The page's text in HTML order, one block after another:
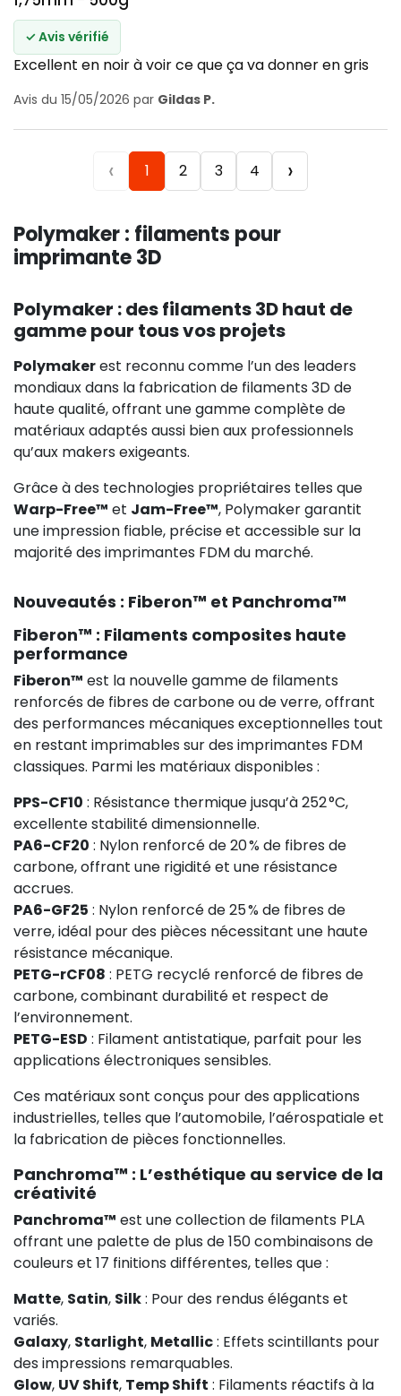
✓ Avis vérifié
Excellent en noir à voir ce que ça va donner en gris
Avis du 15/05/2026 par Gildas P.
‹ 1 2 3 4 ›
Polymaker : filaments pour
imprimante 3D
Polymaker : des filaments 3D haut de
gamme pour tous vos projets
Polymakerest reconnu comme l’un des leaders
mondiaux dans la fabrication de filaments 3D de
haute qualité, offrant une gamme complète de
matériaux adaptés aussi bien aux professionnels
qu’aux makers exigeants.
Grâce à des technologies propriétaires telles que
Warp-Free™ et Jam-Free™, Polymaker garantit
une impression fiable, précise et accessible sur la
majorité des imprimantes FDM du marché.
Nouveautés : Fiberon™ et Panchroma™
Fiberon™ : Filaments composites haute
performance
Fiberon™ est la nouvelle gamme de filaments
renforcés de fibres de carbone ou de verre, offrant
des performances mécaniques exceptionnelles tout
en restant imprimables sur des imprimantes FDM
classiques. Parmi les matériaux disponibles :
PPS-CF10 : Résistance thermique jusqu’à 252 °C,
excellente stabilité dimensionnelle.
PA6-CF20 : Nylon renforcé de 20 % de fibres de
carbone, offrant une rigidité et une résistance
accrues.
PA6-GF25 : Nylon renforcé de 25 % de fibres de
verre, idéal pour des pièces nécessitant une haute
résistance mécanique.
PETG-rCF08 : PETG recyclé renforcé de fibres de
carbone, combinant durabilité et respect de
l’environnement.
PETG-ESD : Filament antistatique, parfait pour les
applications électroniques sensibles.
Ces matériaux sont conçus pour des applications
industrielles, telles que l’automobile, l’aérospatiale et
la fabrication de pièces fonctionnelles.
Panchroma™ : L’esthétique au service de la
créativité
Panchroma™ est une collection de filaments PLA
offrant une palette de plus de 150 combinaisons de
couleurs et 17 finitions différentes, telles que :
Matte, Satin, Silk: Pour des rendus élégants et
variés.
Galaxy, Starlight, Metallic: Effets scintillants pour
des impressions remarquables.
Glow, UV Shift, Temp Shift : Filaments réactifs à la